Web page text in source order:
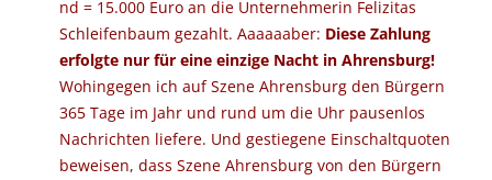
nd = 15.000 Euro an die Unternehmerin Felizitas
Schleifenbaum gezahlt. Aaaaaaber: Diese Zahlung
erfolgte nur für eine einzige Nacht in Ahrensburg!
Wohingegen ich auf Szene Ahrensburg den Bürgern
365 Tage im Jahr und rund um die Uhr pausenlos
Nachrichten liefere. Und gestiegene Einschaltquoten
beweisen, dass Szene Ahrensburg von den Bürgern